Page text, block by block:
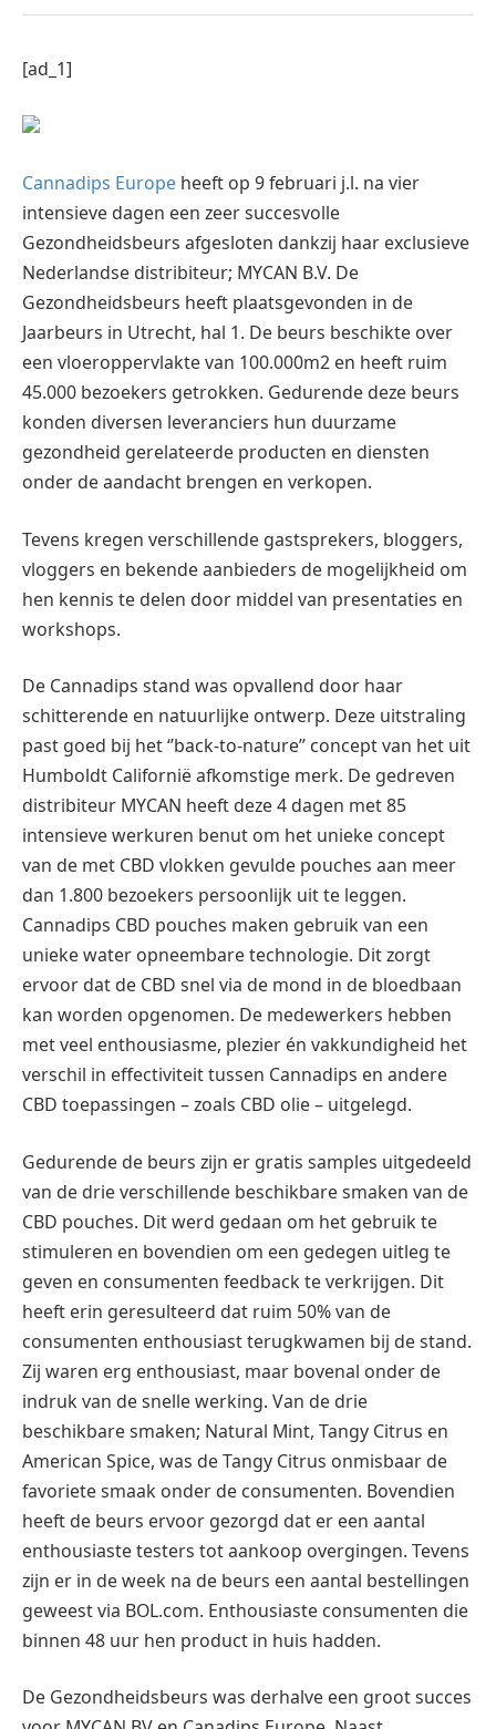
[ad_1]
Cannadips Europe heeft op 9 februari j.l. na vier
intensieve dagen een zeer succesvolle
Gezondheidsbeurs afgesloten dankzij haar exclusieve
Nederlandse distribiteur; MYCAN B.V. De
Gezondheidsbeurs heeft plaatsgevonden in de
Jaarbeurs in Utrecht, hal 1. De beurs beschikte over
een vloeroppervlakte van 100.000m2 en heeft ruim
45.000 bezoekers getrokken. Gedurende deze beurs
konden diversen leveranciers hun duurzame
gezondheid gerelateerde producten en diensten
onder de aandacht brengen en verkopen.
Tevens kregen verschillende gastsprekers, bloggers,
vloggers en bekende aanbieders de mogelijkheid om
hen kennis te delen door middel van presentaties en
workshops.
De Cannadips stand was opvallend door haar
schitterende en natuurlijke ontwerp. Deze uitstraling
past goed bij het ‘’back-to-nature’’ concept van het uit
Humboldt Californië afkomstige merk. De gedreven
distribiteur MYCAN heeft deze 4 dagen met 85
intensieve werkuren benut om het unieke concept
van de met CBD vlokken gevulde pouches aan meer
dan 1.800 bezoekers persoonlijk uit te leggen.
Cannadips CBD pouches maken gebruik van een
unieke water opneembare technologie. Dit zorgt
ervoor dat de CBD snel via de mond in de bloedbaan
kan worden opgenomen. De medewerkers hebben
met veel enthousiasme, plezier én vakkundigheid het
verschil in effectiviteit tussen Cannadips en andere
CBD toepassingen – zoals CBD olie – uitgelegd.
Gedurende de beurs zijn er gratis samples uitgedeeld
van de drie verschillende beschikbare smaken van de
CBD pouches. Dit werd gedaan om het gebruik te
stimuleren en bovendien om een gedegen uitleg te
geven en consumenten feedback te verkrijgen. Dit
heeft erin geresulteerd dat ruim 50% van de
consumenten enthousiast terugkwamen bij de stand.
Zij waren erg enthousiast, maar bovenal onder de
indruk van de snelle werking. Van de drie
beschikbare smaken; Natural Mint, Tangy Citrus en
American Spice, was de Tangy Citrus onmisbaar de
favoriete smaak onder de consumenten. Bovendien
heeft de beurs ervoor gezorgd dat er een aantal
enthousiaste testers tot aankoop overgingen. Tevens
zijn er in de week na de beurs een aantal bestellingen
geweest via BOL.com. Enthousiaste consumenten die
binnen 48 uur hen product in huis hadden.
De Gezondheidsbeurs was derhalve een groot succes